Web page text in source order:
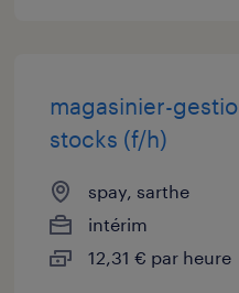
magasinier-
stocks (f/h)
spay, sarthe
intérim
12,31 € par heure